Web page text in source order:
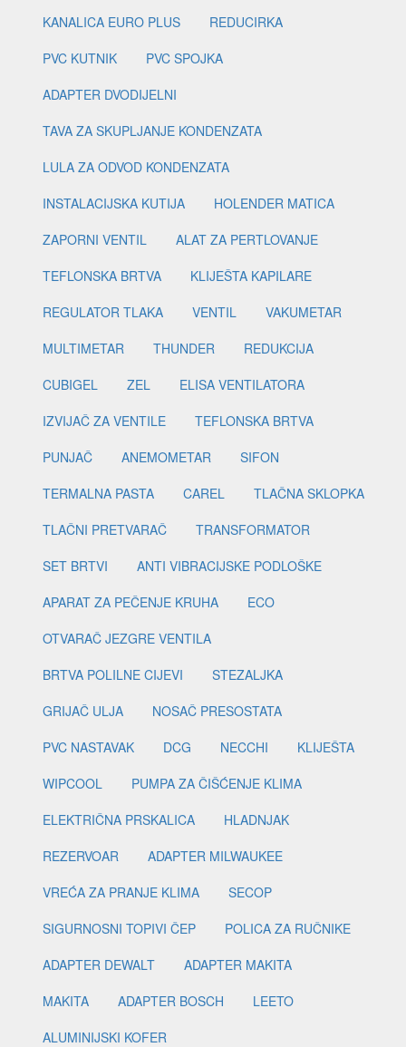
KANALICA EURO PLUS
REDUCIRKA
PVC KUTNIK
PVC SPOJKA
ADAPTER DVODIJELNI
TAVA ZA SKUPLJANJE KONDENZATA
LULA ZA ODVOD KONDENZATA
INSTALACIJSKA KUTIJA
HOLENDER MATICA
ZAPORNI VENTIL
ALAT ZA PERTLOVANJE
TEFLONSKA BRTVA
KLIJEŠTA KAPILARE
REGULATOR TLAKA
VENTIL
VAKUMETAR
MULTIMETAR
THUNDER
REDUKCIJA
CUBIGEL
ZEL
ELISA VENTILATORA
IZVIJAČ ZA VENTILE
TEFLONSKA BRTVA
PUNJAČ
ANEMOMETAR
SIFON
TERMALNA PASTA
CAREL
TLAČNA SKLOPKA
TLAČNI PRETVARAČ
TRANSFORMATOR
SET BRTVI
ANTI VIBRACIJSKE PODLOŠKE
APARAT ZA PEČENJE KRUHA
ECO
OTVARAČ JEZGRE VENTILA
BRTVA POLILNE CIJEVI
STEZALJKA
GRIJAČ ULJA
NOSAČ PRESOSTATA
PVC NASTAVAK
DCG NECCHI
KLIJEŠTA
WIPCOOL
PUMPA ZA ČIŠĆENJE KLIMA
ELEKTRIČNA PRSKALICA
HLADNJAK
REZERVOAR
ADAPTER MILWAUKEE
VREĆA ZA PRANJE KLIMA
SECOP
SIGURNOSNI TOPIVI ČEP
POLICA ZA RUČNIKE
ADAPTER DEWALT
ADAPTER MAKITA
MAKITA
ADAPTER BOSCH
LEETO
ALUMINIJSKI KOFER